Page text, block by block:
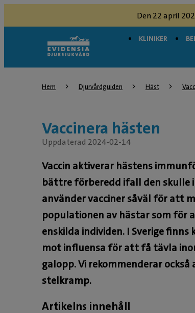
Den 22 april
KLINIKER
Hem Djurvårdguiden Häst
Vaccinera hästen
Uppdaterad 2024-02-14
Vaccin aktiverar hästens
bättre förberedd ifall den skulle
använder vacciner såväl för att
populationen av hästar som för
enskilda individen. I Sverige
mot influensa för att få tävla
galopp. Vi rekommenderar
stelkramp.
Artikelns innehåll